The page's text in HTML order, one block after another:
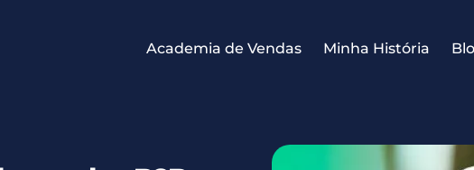
Academia de Vendas Minha História